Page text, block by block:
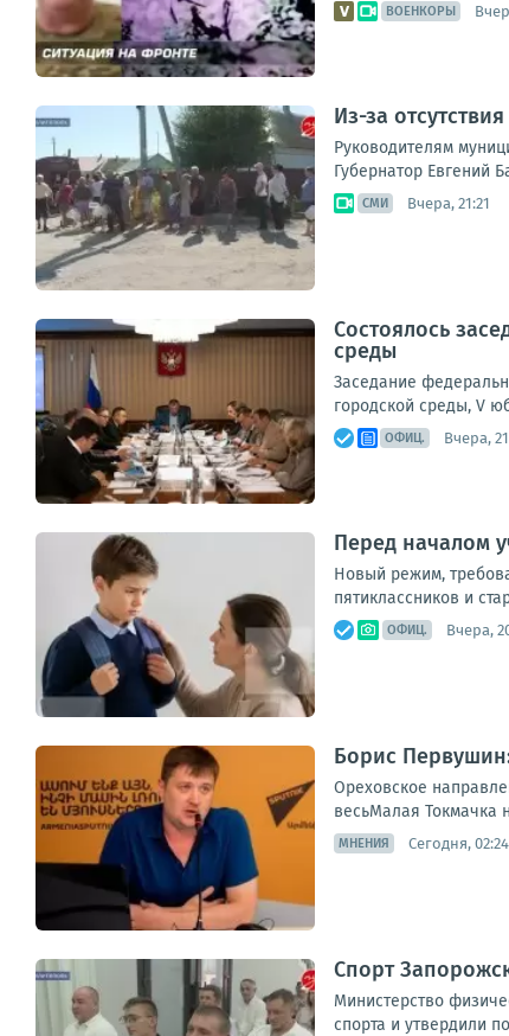
ВОЕНКОРЫ
Из-за
Руководителям
Губернатор Евгений
СМИ Вчера, 21:21
Состоялось
среды
Заседание
городской среды, V
ОФИЦ. Вчера,
Перед началом
Новый режим,
пятиклассников и
ОФИЦ. Вчера,
Борис
Ореховское
весьМалая Токмачка
МНЕНИЯ Сегодня, 02:24
Спорт
Министерство
спорта и утвердили